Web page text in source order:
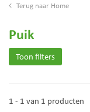
Home
Puik
Toon filters
1 - 1 van 1 producten